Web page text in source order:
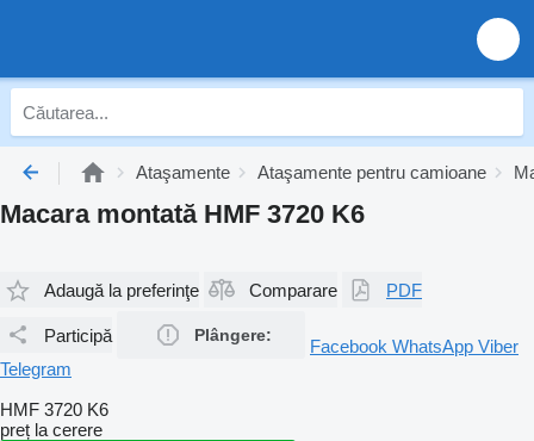
Ataşamente Ataşamente pentru camioane
Macara montată HMF 3720 K6
Adaugă la preferinţe Comparare PDF
Participă Plângere:
Facebook WhatsApp Viber
Telegram
HMF 3720 K6
preț la cerere